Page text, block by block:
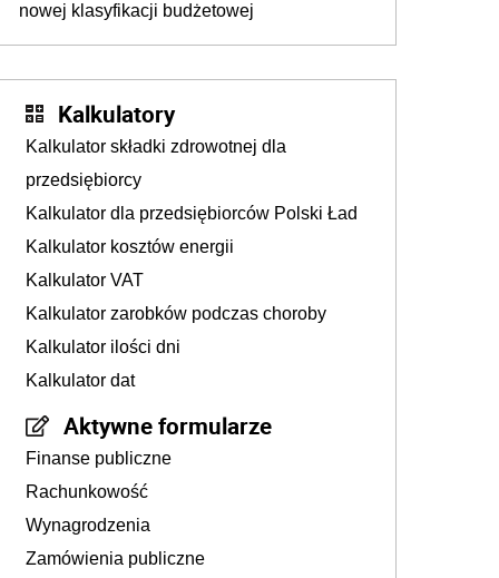
nowej klasyfikacji budżetowej
Kalkulatory
Kalkulator składki zdrowotnej dla
przedsiębiorcy
Kalkulator dla przedsiębiorców Polski Ład
Kalkulator kosztów energii
Kalkulator VAT
Kalkulator zarobków podczas choroby
Kalkulator ilości dni
Kalkulator dat
Aktywne formularze
Finanse publiczne
Rachunkowość
Wynagrodzenia
Zamówienia publiczne